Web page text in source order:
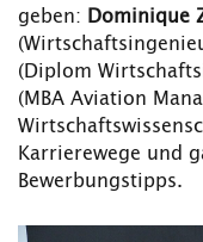
geben: Dominique
(Diplom
(MBA Aviation
Karrierewege und
Bewerbungstipps.